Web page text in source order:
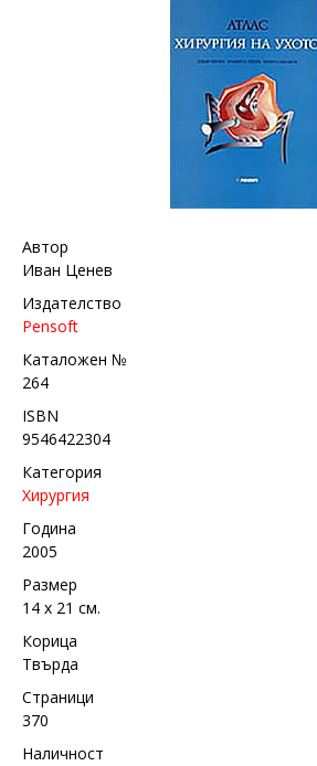
Автор
Иван Ценев
Издателство
Pensoft
Каталожен №
264
ISBN
9546422304
Категория
Хирургия
Година
2005
Размер
14 х 21 см.
Корица
Твърда
Страници
370
Наличност